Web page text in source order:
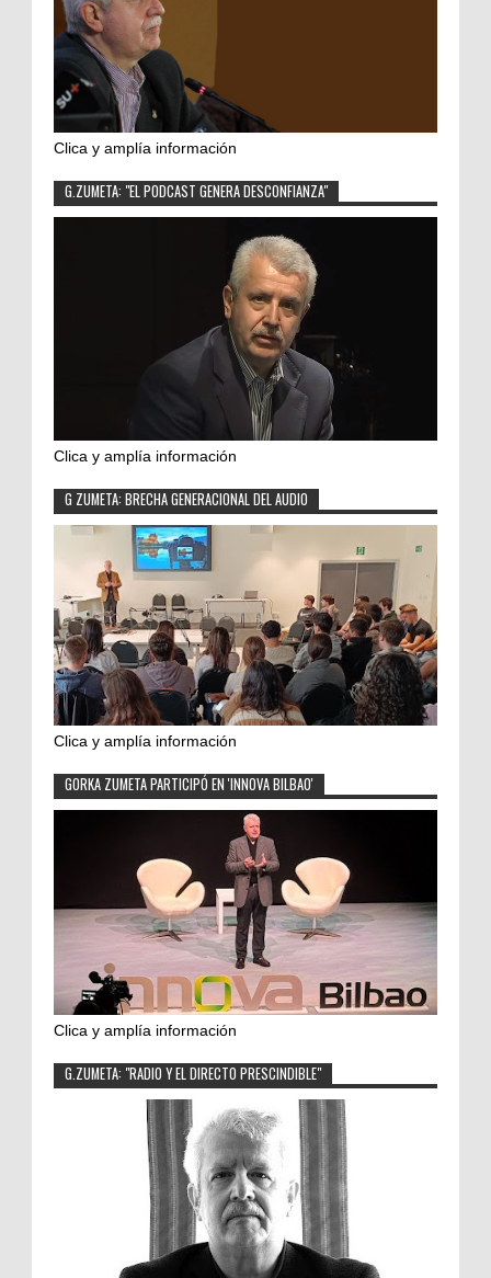
Clica y amplía información
G.ZUMETA: "EL PODCAST GENERA DESCONFIANZA"
Clica y amplía información
G ZUMETA: BRECHA GENERACIONAL DEL AUDIO
Clica y amplía información
GORKA ZUMETA PARTICIPÓ EN 'INNOVA BILBAO'
Clica y amplía información
G.ZUMETA: "RADIO Y EL DIRECTO PRESCINDIBLE"